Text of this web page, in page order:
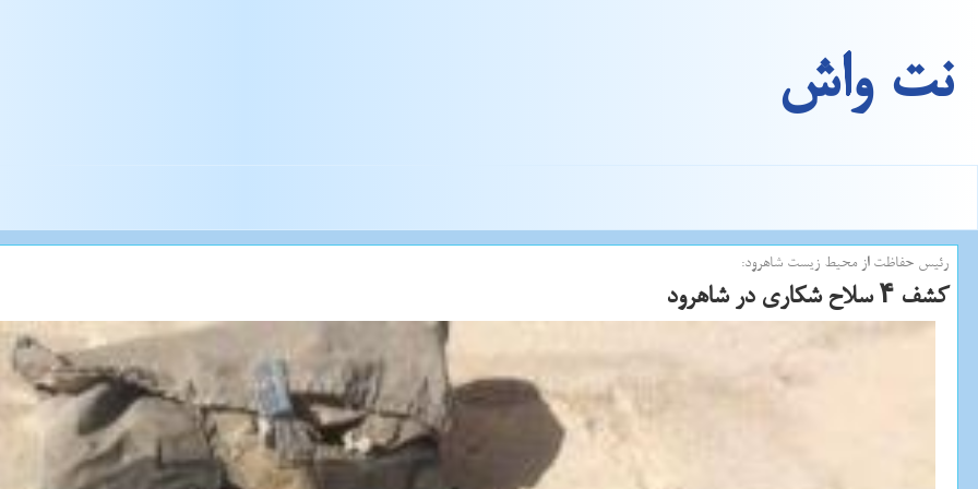
نت واش
رئیس حفاظت از محیط زیست شاهرود:
كشف ۴ سلاح شكاری در شاهرود